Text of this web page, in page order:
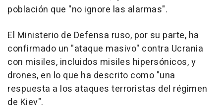
población que "no ignore las alarmas".
El Ministerio de Defensa ruso, por su parte, ha
confirmado un "ataque masivo" contra Ucrania
con misiles, incluidos misiles hipersónicos, y
drones, en lo que ha descrito como "una
respuesta a los ataques terroristas del régimen
de Kiev".